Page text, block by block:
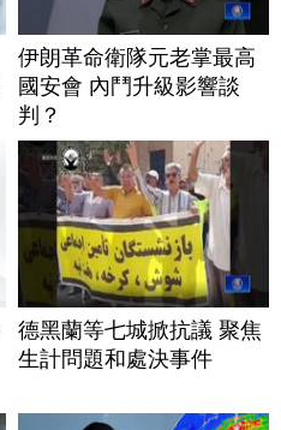
伊朗革命衛隊元老掌最高
國安會 內鬥升級影響談
判？
德黑蘭等七城掀抗議 聚焦
生計問題和處決事件